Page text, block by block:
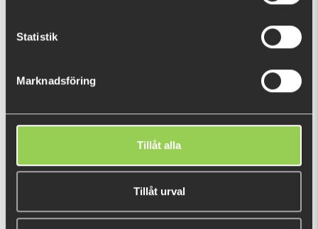
Statistik
Marknadsföring
Tillåt alla
Tillåt urval
BESTSELLERS